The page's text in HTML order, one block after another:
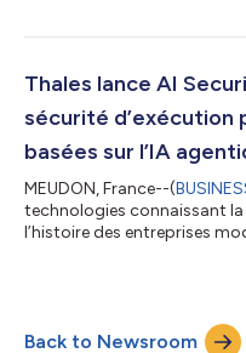
de protéger les applications
pipelines, intégrations et
Thales lance AI
sécurité d’exécution
basées sur l’IA
MEUDON, France--(
technologies connaissant
l’histoire des entreprises
des organisations utilisent
métier, contre 55 % il y a
Back to Newsroom